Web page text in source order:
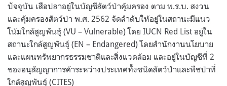
ปัจจุบัน เสือปลาอยู่ในบัญชีสัตว์ป่าคุ้มครอง ตาม พ.ร.บ. สงวน
และคุ้มครองสัตว์ป่า พ.ศ. 2562 จัดลำดับให้อยู่ในสถานะมีแนว
โน้มใกล้สูญพันธุ์ (VU – Vulnerable) โดย IUCN Red List อยู่ใน
สถานะใกล้สูญพันธุ์ (EN – Endangered) โดยสำนักงานนโยบาย
และแผนทรัพยากรธรรมชาติและสิ่งแวดล้อม และอยู่ในบัญชีที่ 2
ของอนุสัญญาการค้าระหว่างประเทศทั้งชนิดสัตว์ป่าและพืชป่าที่
ใกล้สูญพันธุ์ (CITES)